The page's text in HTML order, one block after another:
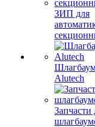
ЗИП для
Alutech
Запчасти